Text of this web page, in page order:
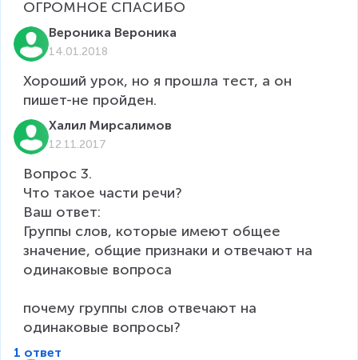
Вероника Вероника
14.01.2018
Хороший урок, но я прошла тест, а он
пишет-не пройден.
Халил Мирсалимов
12.11.2017
Вопрос 3.
Что такое части речи?
Ваш ответ:
Группы слов, которые имеют общее
значение, общие признаки и отвечают на
одинаковые вопроса
почему группы слов отвечают на
одинаковые вопросы?
1 ответ